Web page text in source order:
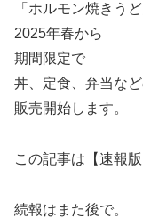
「ホルモン焼きう
2025年春から
期間限定で
丼、定食、弁当な
販売開始します。
この記事は【速報版
続報はまた後で。